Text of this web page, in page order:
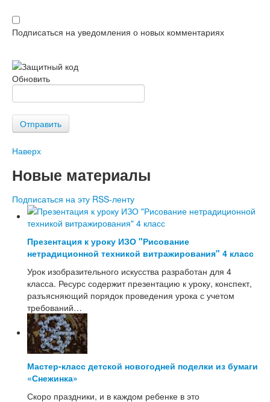
Подписаться на уведомления о новых комментариях
Обновить
Отправить
Наверх
Новые материалы
Подписаться на эту RSS-ленту
Презентация к уроку ИЗО "Рисование
нетрадиционной техникой витражирования" 4 класс
Урок изобразительного искусства разработан для 4
класса. Ресурс содержит презентацию к уроку, конспект,
разъясняющий порядок проведения урока с учетом
требований…
Мастер-класс детской новогодней поделки из бумаги
«Снежинка»
Скоро праздники, и в каждом ребенке в это